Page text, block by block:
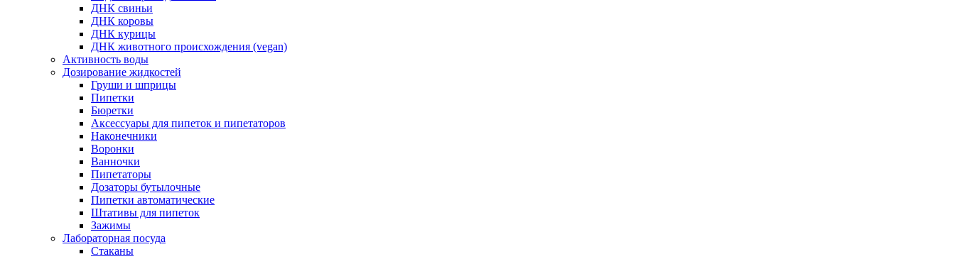
ДНК свиньи
ДНК коровы
ДНК курицы
ДНК животного происхождения (vegan)
Активность воды
Дозирование жидкостей
Груши и шприцы
Пипетки
Бюретки
Аксессуары для пипеток и пипетаторов
Наконечники
Воронки
Ванночки
Пипетаторы
Дозаторы бутылочные
Пипетки автоматические
Штативы для пипеток
Зажимы
Лабораторная посуда
Стаканы